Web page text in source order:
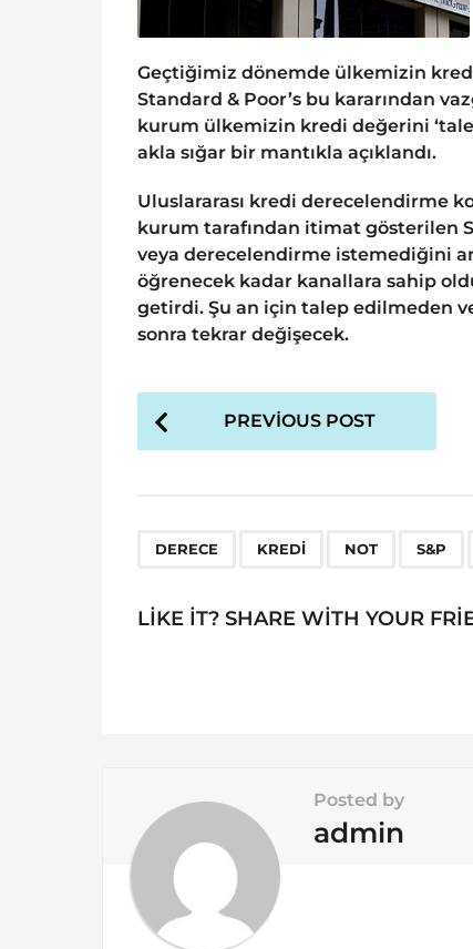
Geçtiğimiz dönemde ülkemizin
Standard & Poor’s bu kararından
kurum ülkemizin kredi değerini
akla sığar bir mantıkla açıklandı.
Uluslararası kredi derecelendirme
kurum tarafından itimat gösterilen
veya derecelendirme istemediğini
öğrenecek kadar kanallara sahip
getirdi. Şu an için talep edilmeden
sonra tekrar değişecek.
P
o
P
g
o
PREVIOUS POST
DERECE KREDI NOT S&P
LIKE IT? SHARE WITH YOUR
Posted by
admin